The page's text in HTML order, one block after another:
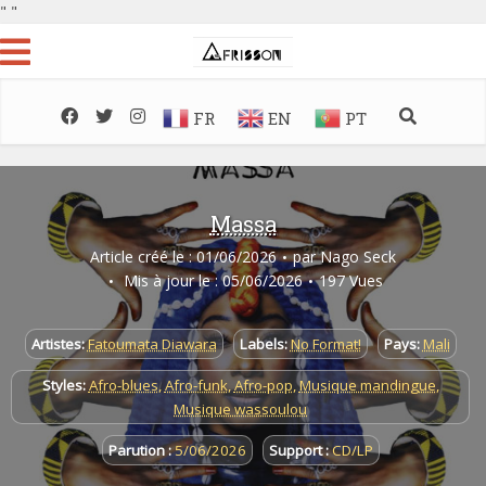
" "
FR EN PT
Massa
Article créé le : 01/06/2026 par Nago Seck
Mis à jour le : 05/06/2026
197 Vues
Artistes:Fatoumata Diawara Labels:No Format! Pays: Mali
Styles:Afro-blues,Afro-funk,Afro-pop,Musique mandingue,
Musique wassoulou
Parution :5/06/2026 Support :CD/LP